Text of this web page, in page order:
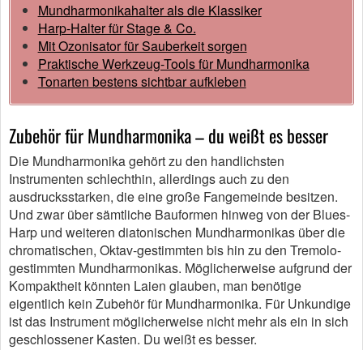
Mundharmonikahalter als die Klassiker
Harp-Halter für Stage & Co.
Mit Ozonisator für Sauberkeit sorgen
Praktische Werkzeug-Tools für Mundharmonika
Tonarten bestens sichtbar aufkleben
Zubehör für Mundharmonika – du weißt es besser
Die Mundharmonika gehört zu den handlichsten
Instrumenten schlechthin, allerdings auch zu den
ausdrucksstarken, die eine große Fangemeinde besitzen.
Und zwar über sämtliche Bauformen hinweg von der Blues-
Harp und weiteren diatonischen Mundharmonikas über die
chromatischen, Oktav-gestimmten bis hin zu den Tremolo-
gestimmten Mundharmonikas. Möglicherweise aufgrund der
Kompaktheit könnten Laien glauben, man benötige
eigentlich kein Zubehör für Mundharmonika. Für Unkundige
ist das Instrument möglicherweise nicht mehr als ein in sich
geschlossener Kasten. Du weißt es besser.